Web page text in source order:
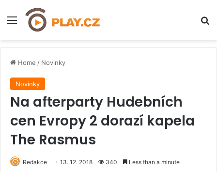
Menu
Home / Novinky
Novinky
Na afterparty Hudebních
cen Evropy 2 dorazí kapela
The Rasmus
Redakce 13. 12. 2018 340 Less than a minute